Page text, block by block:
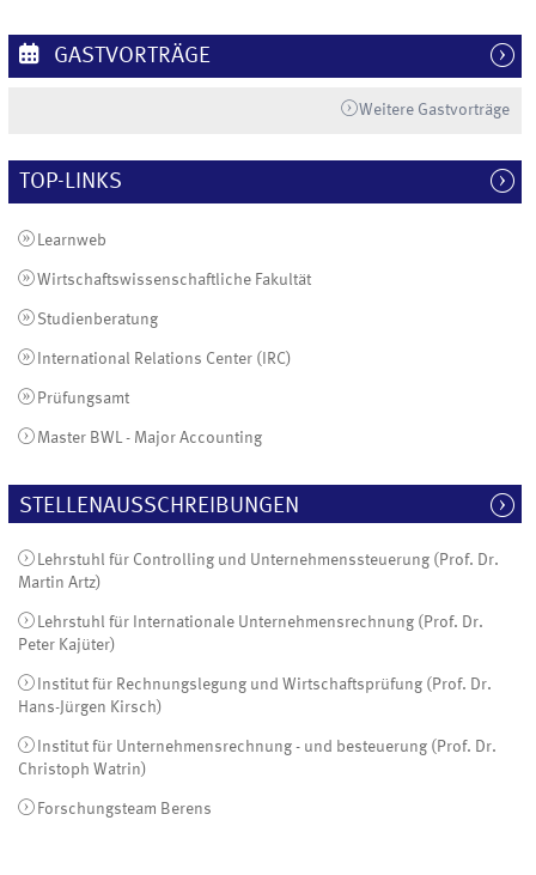
GASTVORTRÄGE
Weitere Gastvorträge
TOP-LINKS
Learnweb
Wirtschaftswissenschaftliche Fakultät
Studienberatung
International Relations Center (IRC)
Prüfungsamt
Master BWL - Major Accounting
STELLENAUSSCHREIBUNGEN
Lehrstuhl für Controlling und Unternehmenssteuerung (Prof. Dr.
Martin Artz)
Lehrstuhl für Internationale Unternehmensrechnung (Prof. Dr.
Peter Kajüter)
Institut für Rechnungslegung und Wirtschaftsprüfung (Prof. Dr.
Hans-Jürgen Kirsch)
Institut für Unternehmensrechnung - und besteuerung (Prof. Dr.
Christoph Watrin)
Forschungsteam Berens